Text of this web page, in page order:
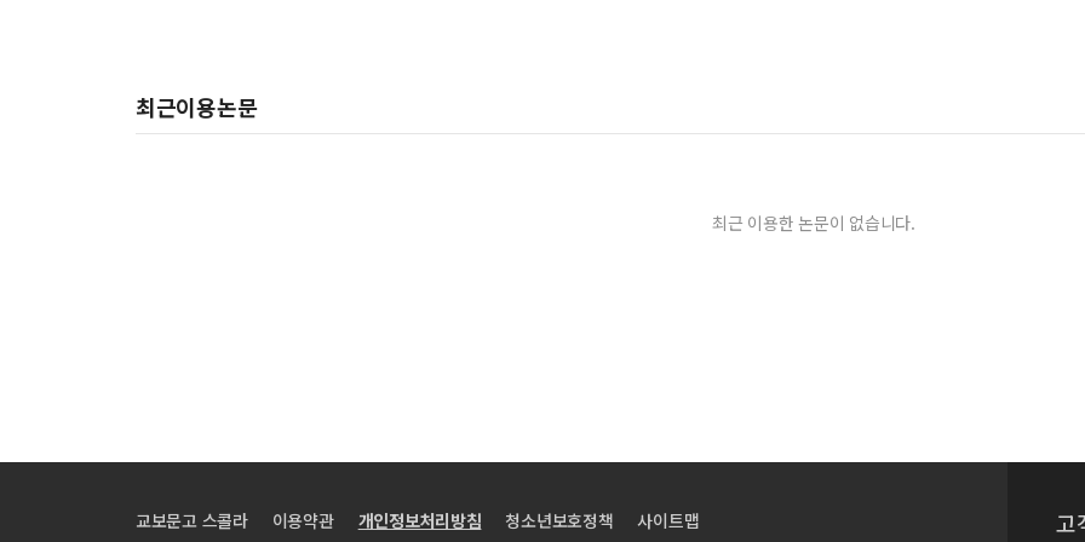
최근이용논문
최근 이용한 논문이 없습니다.
교보문고 스콜라 이용약관 개인정보처리방침 청소년보호정책 사이트맵 고